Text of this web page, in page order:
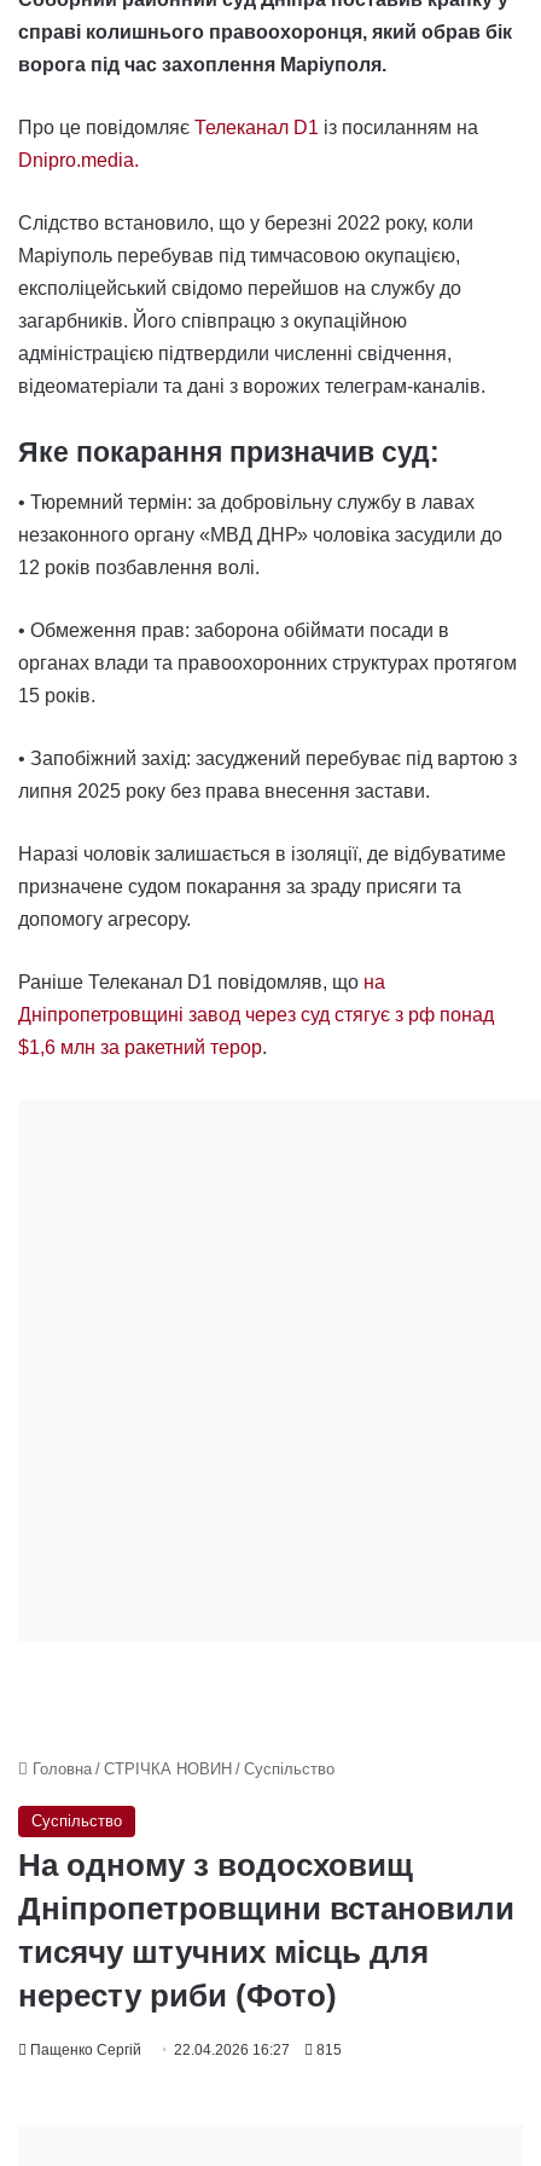
справі колишнього правоохоронця, який обрав бік
ворога під час захоплення Маріуполя.
Про це повідомляє Телеканал D1 із посиланням на
Dnipro.media.
Слідство встановило, що у березні 2022 року, коли
Маріуполь перебував під тимчасовою окупацією,
експоліцейський свідомо перейшов на службу до
загарбників. Його співпрацю з окупаційною
адміністрацією підтвердили численні свідчення,
відеоматеріали та дані з ворожих телеграм-каналів.
Яке покарання призначив суд:
• Тюремний термін: за добровільну службу в лавах
незаконного органу «МВД ДНР» чоловіка засудили до
12 років позбавлення волі.
• Обмеження прав: заборона обіймати посади в
органах влади та правоохоронних структурах протягом
15 років.
• Запобіжний захід: засуджений перебуває під вартою з
липня 2025 року без права внесення застави.
Наразі чоловік залишається в ізоляції, де відбуватиме
призначене судом покарання за зраду присяги та
допомогу агресору.
Раніше Телеканал D1 повідомляв, що на
Дніпропетровщині завод через суд стягує з рф понад
$1,6 млн за ракетний терор.